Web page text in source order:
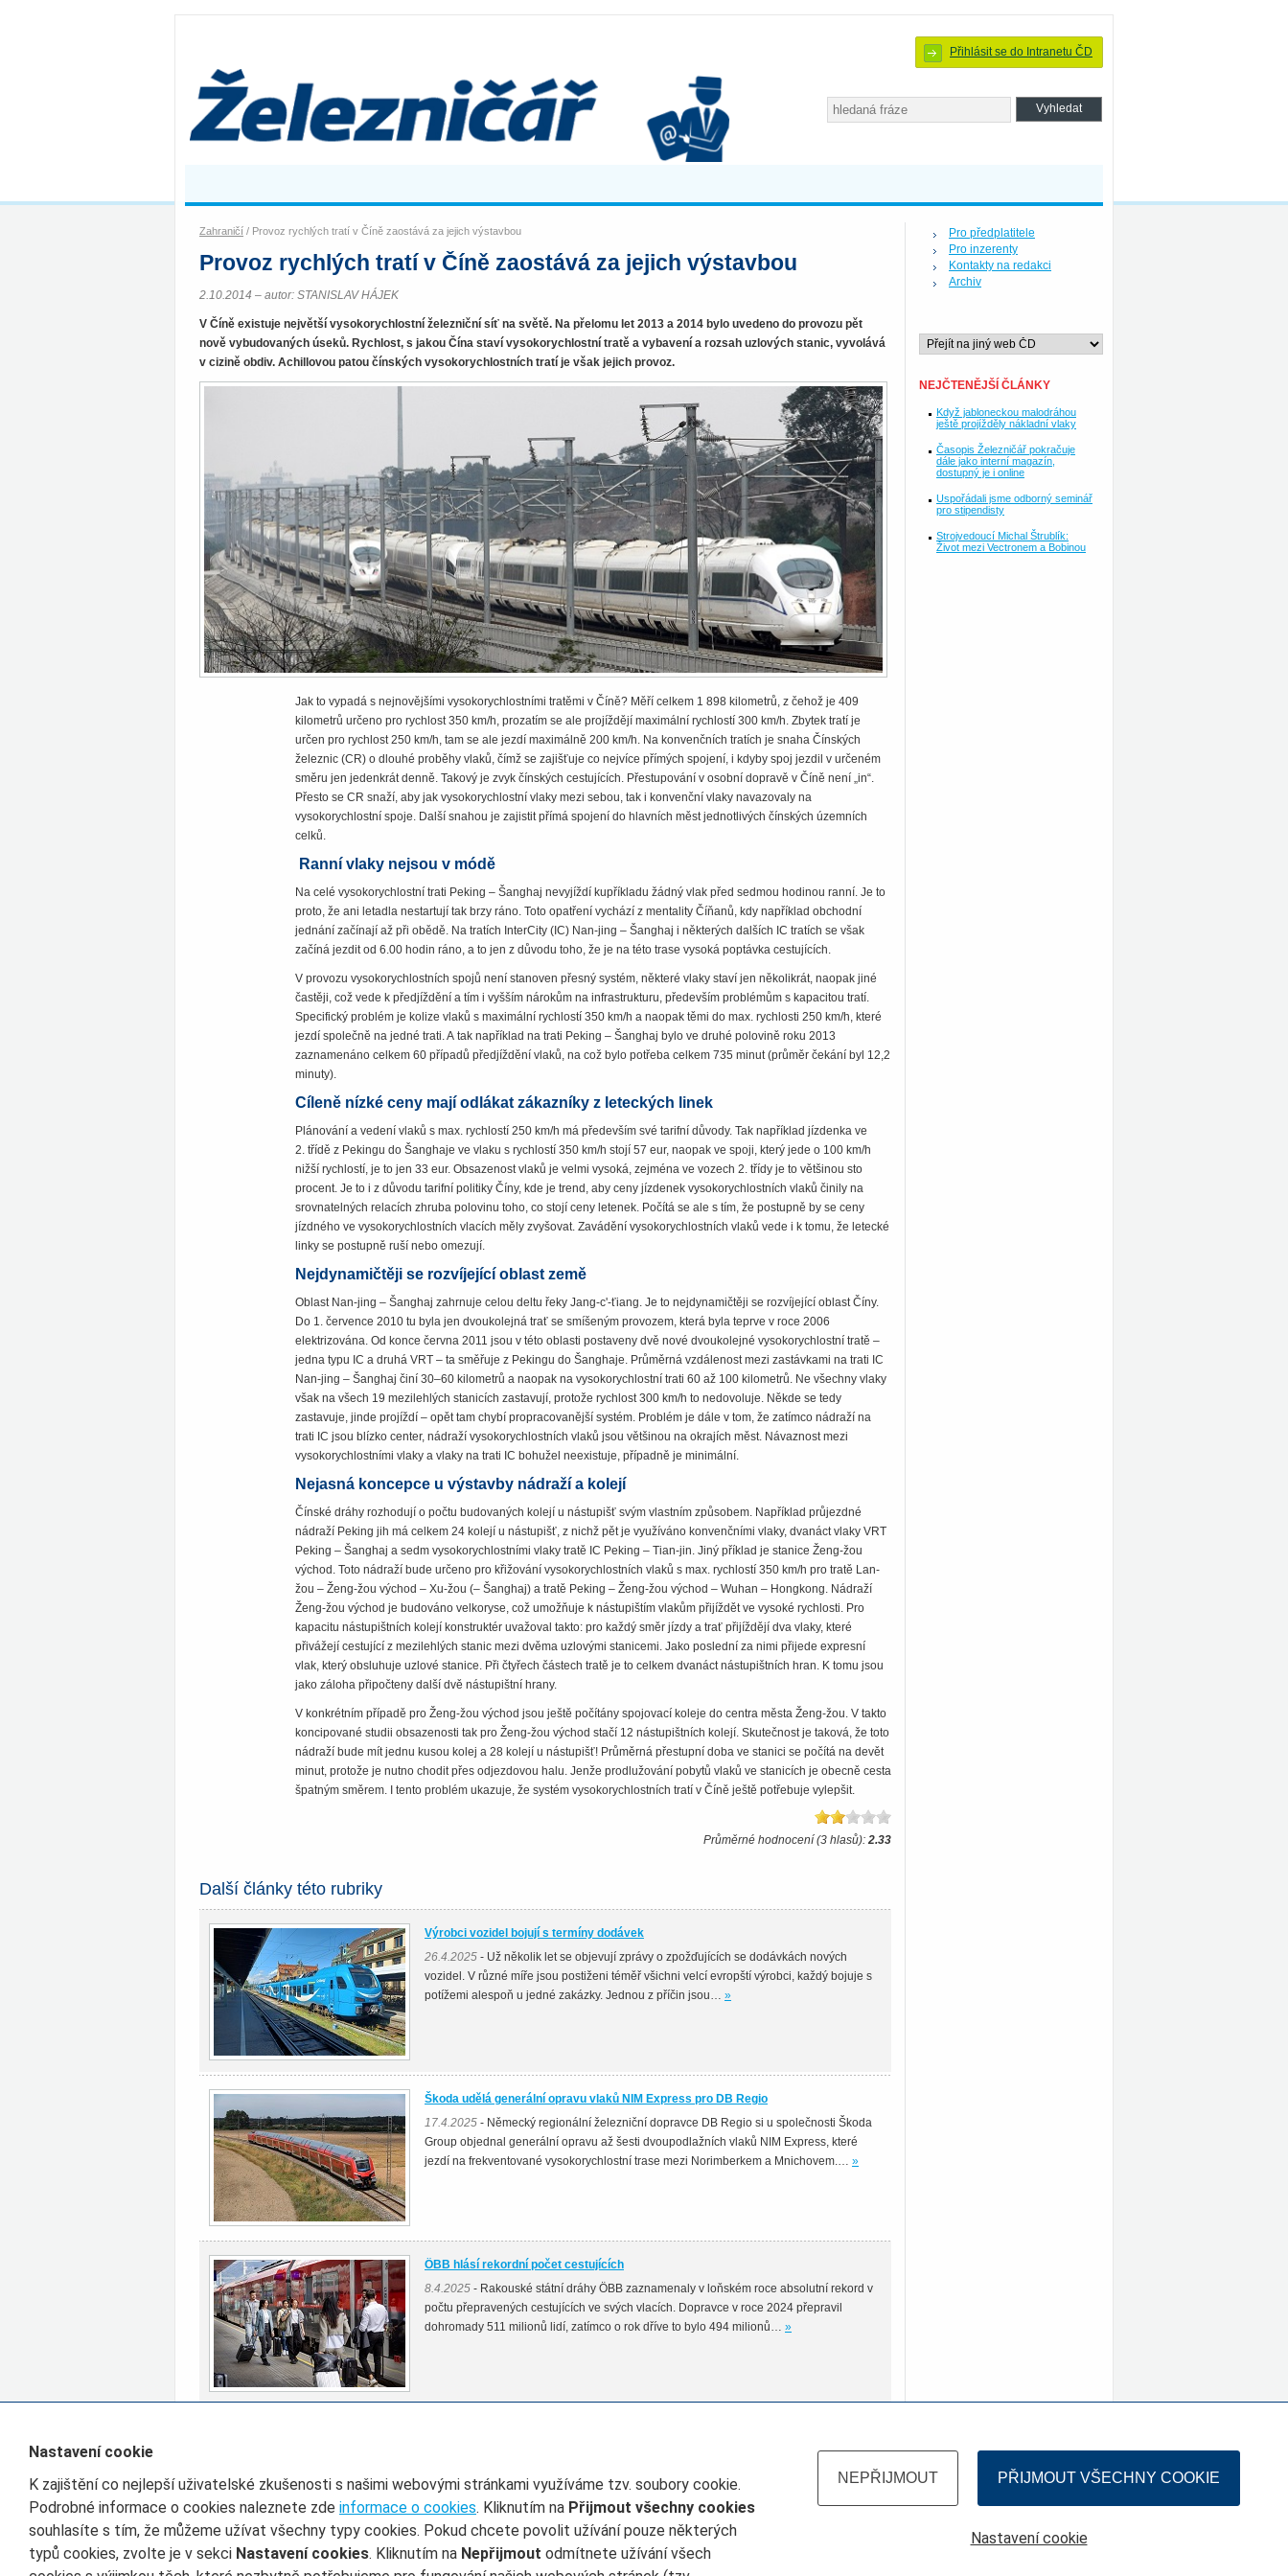
Přihlásit se do Intranetu ČD
Zahraničí / Provoz rychlých tratí v Číně zaostává za jejich výstavbou
Provoz rychlých tratí v Číně zaostává za jejich výstavbou
2.10.2014 – autor: STANISLAV HÁJEK
V Číně existuje největší vysokorychlostní železniční síť na světě. Na přelomu let 2013 a 2014 bylo uvedeno do provozu pět
nově vybudovaných úseků. Rychlost, s jakou Čína staví vysokorychlostní tratě a vybavení a rozsah uzlových stanic, vyvolává
v cizině obdiv. Achillovou patou čínských vysokorychlostních tratí je však jejich provoz.
Jak to vypadá s nejnovějšími vysokorychlostními tratěmi v Číně? Měří celkem 1 898 kilometrů, z čehož je 409
kilometrů určeno pro rychlost 350 km/h, prozatím se ale projíždějí maximální rychlostí 300 km/h. Zbytek tratí je
určen pro rychlost 250 km/h, tam se ale jezdí maximálně 200 km/h. Na konvenčních tratích je snaha Čínských
železnic (CR) o dlouhé proběhy vlaků, čímž se zajišťuje co nejvíce přímých spojení, i kdyby spoj jezdil v určeném
směru jen jedenkrát denně. Takový je zvyk čínských cestujících. Přestupování v osobní dopravě v Číně není „in“.
Přesto se CR snaží, aby jak vysokorychlostní vlaky mezi sebou, tak i konvenční vlaky navazovaly na
vysokorychlostní spoje. Další snahou je zajistit přímá spojení do hlavních měst jednotlivých čínských územních
celků.
Ranní vlaky nejsou v módě
Na celé vysokorychlostní trati Peking – Šanghaj nevyjíždí kupříkladu žádný vlak před sedmou hodinou ranní. Je to
proto, že ani letadla nestartují tak brzy ráno. Toto opatření vychází z mentality Číňanů, kdy například obchodní
jednání začínají až při obědě. Na tratích InterCity (IC) Nan-jing – Šanghaj i některých dalších IC tratích se však
začíná jezdit od 6.00 hodin ráno, a to jen z důvodu toho, že je na této trase vysoká poptávka cestujících.
V provozu vysokorychlostních spojů není stanoven přesný systém, některé vlaky staví jen několikrát, naopak jiné
častěji, což vede k předjíždění a tím i vyšším nárokům na infrastrukturu, především problémům s kapacitou tratí.
Specifický problém je kolize vlaků s maximální rychlostí 350 km/h a naopak těmi do max. rychlosti 250 km/h, které
jezdí společně na jedné trati. A tak například na trati Peking – Šanghaj bylo ve druhé polovině roku 2013
zaznamenáno celkem 60 případů předjíždění vlaků, na což bylo potřeba celkem 735 minut (průměr čekání byl 12,2
minuty).
Cíleně nízké ceny mají odlákat zákazníky z leteckých linek
Plánování a vedení vlaků s max. rychlostí 250 km/h má především své tarifní důvody. Tak například jízdenka ve
2. třídě z Pekingu do Šanghaje ve vlaku s rychlostí 350 km/h stojí 57 eur, na­opak ve spoji, který jede o 100 km/h
nižší rychlostí, je to jen 33 eur. Obsazenost vlaků je velmi vysoká, zejména ve vozech 2. třídy je to většinou sto
procent. Je to i z důvodu tarifní politiky Číny, kde je trend, aby ceny jízdenek vysokorychlostních vlaků činily na
srovnatelných relacích zhruba polovinu toho, co stojí ceny letenek. Počítá se ale s tím, že postupně by se ceny
jízdného ve vysokorychlostních vlacích měly zvyšovat. Zavádění vysokorychlostních vlaků vede i k tomu, že letecké
linky se postupně ruší nebo omezují.
Nejdynamičtěji se rozvíjející oblast země
Oblast Nan-jing – Šanghaj zahrnuje celou deltu řeky Jang-c'-ťiang. Je to nejdynamičtěji se rozvíjející oblast Číny.
Do 1. července 2010 tu byla jen dvoukolejná trať se smíšeným provozem, která byla teprve v roce 2006
elektrizována. Od konce června 2011 jsou v této oblasti postaveny dvě nové dvoukolejné vysokorychlostní tratě –
jedna typu IC a druhá VRT – ta směřuje z Pekingu do Šanghaje. Průměrná vzdálenost mezi zastávkami na trati IC
Nan-jing – Šanghaj činí 30–60 kilometrů a naopak na vysokorychlostní trati 60 až 100 kilometrů. Ne všechny vlaky
však na všech 19 mezilehlých stanicích zastavují, protože rychlost 300 km/h to nedovoluje. Někde se tedy
zastavuje, jinde projíždí – opět tam chybí propracovanější systém. Problém je dále v tom, že zatímco nádraží na
trati IC jsou blízko center, nádraží vysokorychlostních vlaků jsou většinou na okrajích měst. Návaznost mezi
vysokorychlostními vlaky a vlaky na trati IC bohužel neexistuje, případně je minimální.
Nejasná koncepce u výstavby nádraží a kolejí
Čínské dráhy rozhodují o počtu budovaných kolejí u nástupišť svým vlastním způsobem. Například průjezdné
nádraží Peking jih má celkem 24 kolejí u nástupišť, z nichž pět je využíváno konvenčními vlaky, dvanáct vlaky VRT
Peking – Šanghaj a sedm vysokorychlostními vlaky tratě IC Peking – Tian-jin. Jiný příklad je stanice Ženg-žou
východ. Toto nádraží bude určeno pro křižování vysokorychlostních vlaků s max. rychlostí 350 km/h pro tratě Lan-
žou – Ženg-žou východ – Xu-žou (– Šanghaj) a tratě Peking – Ženg-žou východ – Wuhan – Hongkong. Nádraží
Ženg-žou východ je budováno velkoryse, což umožňuje k nástupištím vlakům přijíždět ve vysoké rychlosti. Pro
kapacitu nástupištních kolejí konstruktér uvažoval takto: pro každý směr jízdy a trať přijíždějí dva vlaky, které
přivážejí cestující z mezilehlých stanic mezi dvěma uzlovými stanicemi. Jako poslední za nimi přijede expresní
vlak, který obsluhuje uzlové stanice. Při čtyřech částech tratě je to celkem dvanáct nástupištních hran. K tomu jsou
jako záloha připočteny další dvě nástupištní hrany.
V konkrétním případě pro Ženg-žou východ jsou ještě počítány spojovací koleje do centra města Ženg-žou. V takto
koncipované studii obsazenosti tak pro Ženg-žou východ stačí 12 nástupištních kolejí. Skutečnost je taková, že toto
nádraží bude mít jednu kusou kolej a 28 kolejí u nástupišť! Průměrná přestupní doba ve stanici se počítá na devět
minut, protože je nutno chodit přes odjezdovou halu. Jenže prodlužování pobytů vlaků ve stanicích je obecně cesta
špatným směrem. I tento problém ukazuje, že systém vysokorychlostních tratí v Číně ještě potřebuje vylepšit.
Průměrné hodnocení (3 hlasů): 2.33
Další články této rubriky
Výrobci vozidel bojují s termíny dodávek
26.4.2025 - Už několik let se objevují zprávy o zpožďujících se dodávkách nových
vozidel. V různé míře jsou postiženi téměř všichni velcí evropští výrobci, každý bojuje s
potížemi alespoň u jedné zakázky. Jednou z příčin jsou… »
Škoda udělá generální opravu vlaků NIM Express pro DB Regio
17.4.2025 - Německý regionální železniční dopravce DB Regio si u společnosti Škoda
Group objednal generální opravu až šesti dvoupodlažních vlaků NIM Express, které
jezdí na frekventované vysokorychlostní trase mezi Norimberkem a Mnichovem.… »
ÖBB hlásí rekordní počet cestujících
8.4.2025 - Rakouské státní dráhy ÖBB zaznamenaly v loňském roce absolutní rekord v
počtu přepravených cestujících ve svých vlacích. Dopravce v roce 2024 přepravil
dohromady 511 milionů lidí, zatímco o rok dříve to bylo 494 milionů… »
Pro předplatitele
Pro inzerenty
Kontakty na redakci
Archiv
NEJČTENĚJŠÍ ČLÁNKY
Když jabloneckou malodráhou
ještě projížděly nákladní vlaky
Časopis Železničář pokračuje
dále jako interní magazín,
dostupný je i online
Uspořádali jsme odborný seminář
pro stipendisty
Strojvedoucí Michal Štrublík:
Život mezi Vectronem a Bobinou
Datum od Datum do Železničář číslo
Nastavení cookie
K zajištění co nejlepší uživatelské zkušenosti s našimi webovými stránkami využíváme tzv. soubory cookie.
Podrobné informace o cookies naleznete zde informace o cookies. Kliknutím na Přijmout všechny cookies
souhlasíte s tím, že můžeme užívat všechny typy cookies. Pokud chcete povolit užívání pouze některých
typů cookies, zvolte je v sekci Nastavení cookies. Kliknutím na Nepřijmout odmítnete užívání všech
PŘIJMOUT VŠECHNY COOKIE
NEPŘIJMOUT
Nastavení cookie